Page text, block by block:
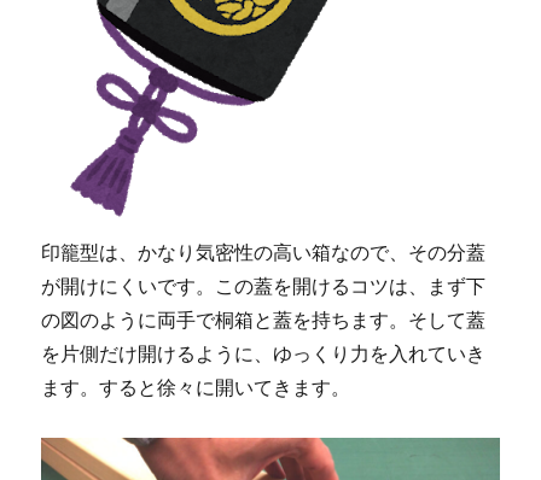
印籠型は、かなり気密性の高い箱なので、その分蓋
が開けにくいです。この蓋を開けるコツは、まず下
の図のように両手で桐箱と蓋を持ちます。そして蓋
を片側だけ開けるように、ゆっくり力を入れていき
ます。すると徐々に開いてきます。